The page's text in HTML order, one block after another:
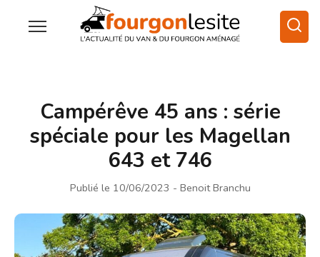
Campérêve 45 ans : série
spéciale pour les Magellan
643 et 746
Publié le 10/06/2023 - Benoit Branchu